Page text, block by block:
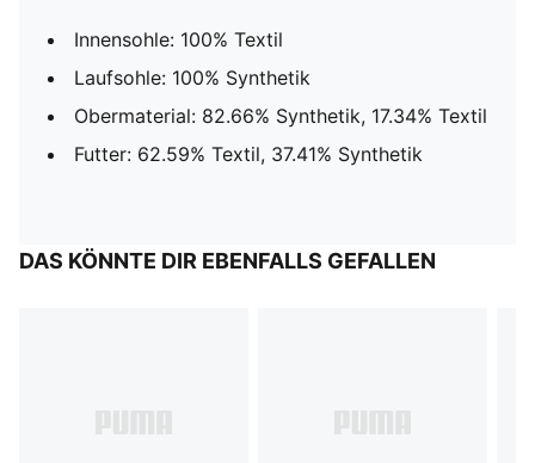
Innensohle: 100% Textil
Laufsohle: 100% Synthetik
Obermaterial: 82.66% Synthetik, 17.34% Textil
Futter: 62.59% Textil, 37.41% Synthetik
DAS KÖNNTE DIR EBENFALLS GEFALLEN